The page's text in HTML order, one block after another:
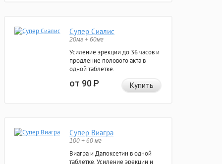
Супер Сиалис
20мг + 60мг
Усиление эрекции до 36 часов и
продление полового акта в
одной таблетке.
от 90Р Купить
Супер Виагра
100 + 60 мг
Виагра и Дапоксетин в одной
таблетке. Усиление эрекции и